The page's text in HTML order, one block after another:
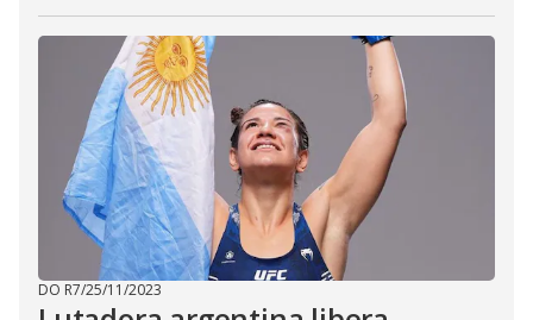
DO R7/25/11/2023